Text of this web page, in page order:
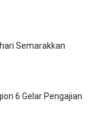
Semarakkan
6 Gelar Pengajian